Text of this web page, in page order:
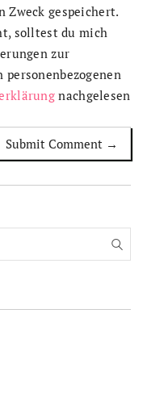
Zweck gespeichert.
solltest du mich
zur
nachgelesen